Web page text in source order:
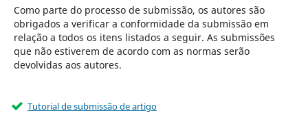
Como parte do processo de submissão, os autores são
obrigados a verificar a conformidade da submissão em
relação a todos os itens listados a seguir. As submissões
que não estiverem de acordo com as normas serão
devolvidas aos autores.
Tutorial de submissão de artigo